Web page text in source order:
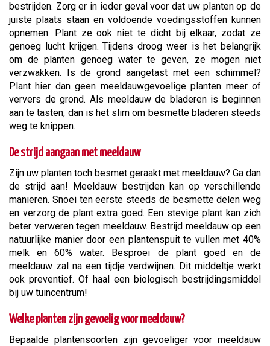
bestrijden. Zorg er in ieder geval voor dat uw planten op de
juiste plaats staan en voldoende voedingsstoffen kunnen
opnemen. Plant ze ook niet te dicht bij elkaar, zodat ze
genoeg lucht krijgen. Tijdens droog weer is het belangrijk
om de planten genoeg water te geven, ze mogen niet
verzwakken. Is de grond aangetast met een schimmel?
Plant hier dan geen meeldauwgevoelige planten meer of
ververs de grond. Als meeldauw de bladeren is beginnen
aan te tasten, dan is het slim om besmette bladeren steeds
weg te knippen.
De strijd aangaan met meeldauw
Zijn uw planten toch besmet geraakt met meeldauw? Ga dan
de strijd aan! Meeldauw bestrijden kan op verschillende
manieren. Snoei ten eerste steeds de besmette delen weg
en verzorg de plant extra goed. Een stevige plant kan zich
beter verweren tegen meeldauw. Bestrijd meeldauw op een
natuurlijke manier door een plantenspuit te vullen met 40%
melk en 60% water. Besproei de plant goed en de
meeldauw zal na een tijdje verdwijnen. Dit middeltje werkt
ook preventief. Of haal een biologisch bestrijdingsmiddel
bij uw tuincentrum!
Welke planten zijn gevoelig voor meeldauw?
Bepaalde plantensoorten zijn gevoeliger voor meeldauw